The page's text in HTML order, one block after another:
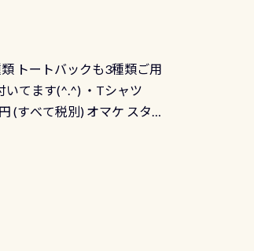
トートバックも3種類ご用
いてます(^.^) ・Tシャツ
(すべて税別) オマケ スタ